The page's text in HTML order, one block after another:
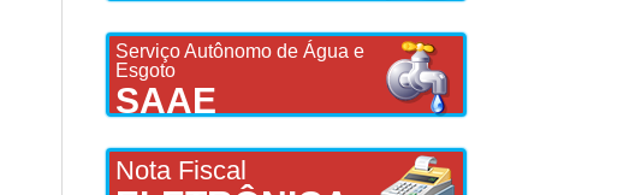
Serviço Autônomo de Água e
Esgoto
SAAE
Nota Fiscal